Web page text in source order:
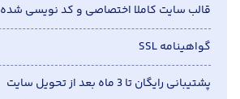
قالب سایت کاملا اختصاصی و کد نویسی شده
گواهینامه SSL
پشتیبانی رایگان تا 3 ماه بعد از تحویل سایت